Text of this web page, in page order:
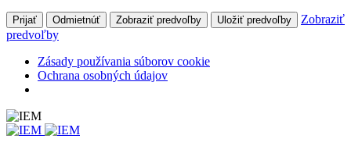
Prijať Odmietnúť Zobraziť predvoľby Uložiť predvoľby
Zobraziť
predvoľby
Zásady používania súborov cookie
Ochrana osobných údajov